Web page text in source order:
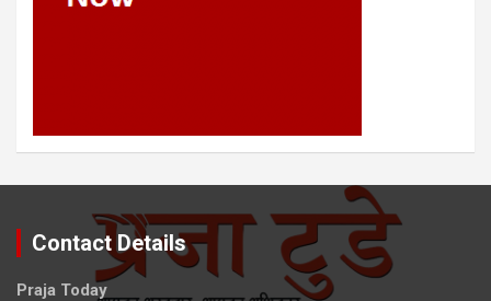
Contact Details
Praja Today